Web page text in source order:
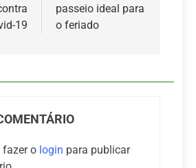
19
passeio ideal para
o feriado
fazer o login para publicar